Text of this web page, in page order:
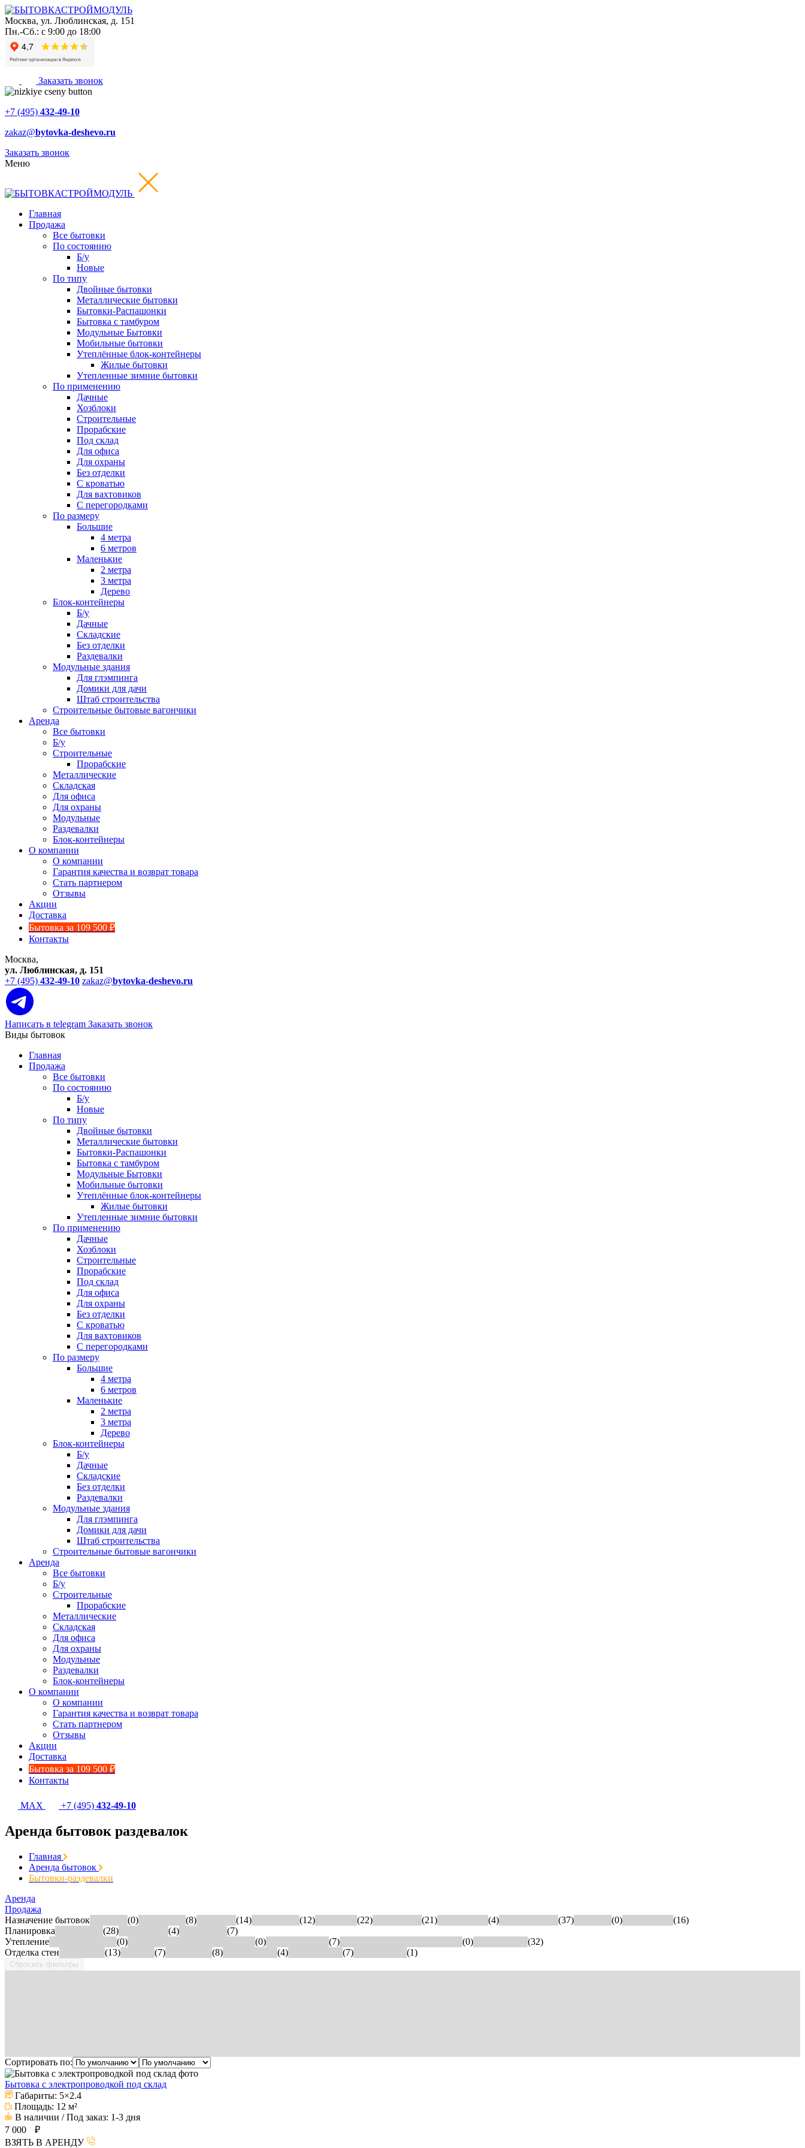
Москва, ул. Люблинская, д. 151
Пн.-Сб.: с 9:00 до 18:00
Заказать звонок
+7 (495) 432-49-10
zakaz@bytovka-deshevo.ru
Заказать звонок
Меню
Главная
Продажа
Все бытовки
По состоянию
Б/у
Новые
По типу
Двойные бытовки
Металлические бытовки
Бытовки-Распашонки
Бытовка с тамбуром
Модульные Бытовки
Мобильные бытовки
Утеплённые блок-контейнеры
Жилые бытовки
Утепленные зимние бытовки
По применению
Дачные
Хозблоки
Строительные
Прорабские
Под склад
Для офиса
Для охраны
Без отделки
С кроватью
Для вахтовиков
С перегородками
По размеру
Большие
4 метра
6 метров
Маленькие
2 метра
3 метра
Дерево
Блок-контейнеры
Б/у
Дачные
Складские
Без отделки
Раздевалки
Модульные здания
Для глэмпинга
Домики для дачи
Штаб строительства
Строительные бытовые вагончики
Аренда
Все бытовки
Б/у
Строительные
Прорабские
Металлические
Складская
Для офиса
Для охраны
Модульные
Раздевалки
Блок-контейнеры
О компании
О компании
Гарантия качества и возврат товара
Стать партнером
Отзывы
Акции
Доставка
Бытовка за 109 500 ₽
Контакты
Москва,
ул. Люблинская, д. 151
+7 (495) 432-49-10 zakaz@bytovka-deshevo.ru
Написать в telegram Заказать звонок
Виды бытовок
Главная
Продажа
Все бытовки
По состоянию
Б/у
Новые
По типу
Двойные бытовки
Металлические бытовки
Бытовки-Распашонки
Бытовка с тамбуром
Модульные Бытовки
Мобильные бытовки
Утеплённые блок-контейнеры
Жилые бытовки
Утепленные зимние бытовки
По применению
Дачные
Хозблоки
Строительные
Прорабские
Под склад
Для офиса
Для охраны
Без отделки
С кроватью
Для вахтовиков
С перегородками
По размеру
Большие
4 метра
6 метров
Маленькие
2 метра
3 метра
Дерево
Блок-контейнеры
Б/у
Дачные
Складские
Без отделки
Раздевалки
Модульные здания
Для глэмпинга
Домики для дачи
Штаб строительства
Строительные бытовые вагончики
Аренда
Все бытовки
Б/у
Строительные
Прорабские
Металлические
Складская
Для офиса
Для охраны
Модульные
Раздевалки
Блок-контейнеры
О компании
О компании
Гарантия качества и возврат товара
Стать партнером
Отзывы
Акции
Доставка
Бытовка за 109 500 ₽
Контакты
MAX +7 (495) 432-49-10
Аренда бытовок раздевалок
Главная
Аренда бытовок
Бытовки-раздевалки
Аренда
Продажа
Назначение бытовок
(0) (8) (14) (12) (22) (21) (4) (37) (0)
(16)
Планировка
(28) (4)
(7)
Утепление
(0) (0) (7) (0)
(32)
Отделка стен
(13) (7) (8) (4) (7) (1)
Сбросить фильтры
Сортировать по:
Бытовка с электропроводкой под склад
Габариты: 5×2.4
Площадь: 12 м²
В наличии / Под заказ: 1-3 дня
7 000
₽
ВЗЯТЬ В АРЕНДУ